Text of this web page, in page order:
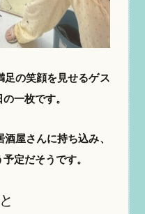
足の笑顔を見せるゲス
一枚です。
屋さんに持ち込み、
定だそうです。